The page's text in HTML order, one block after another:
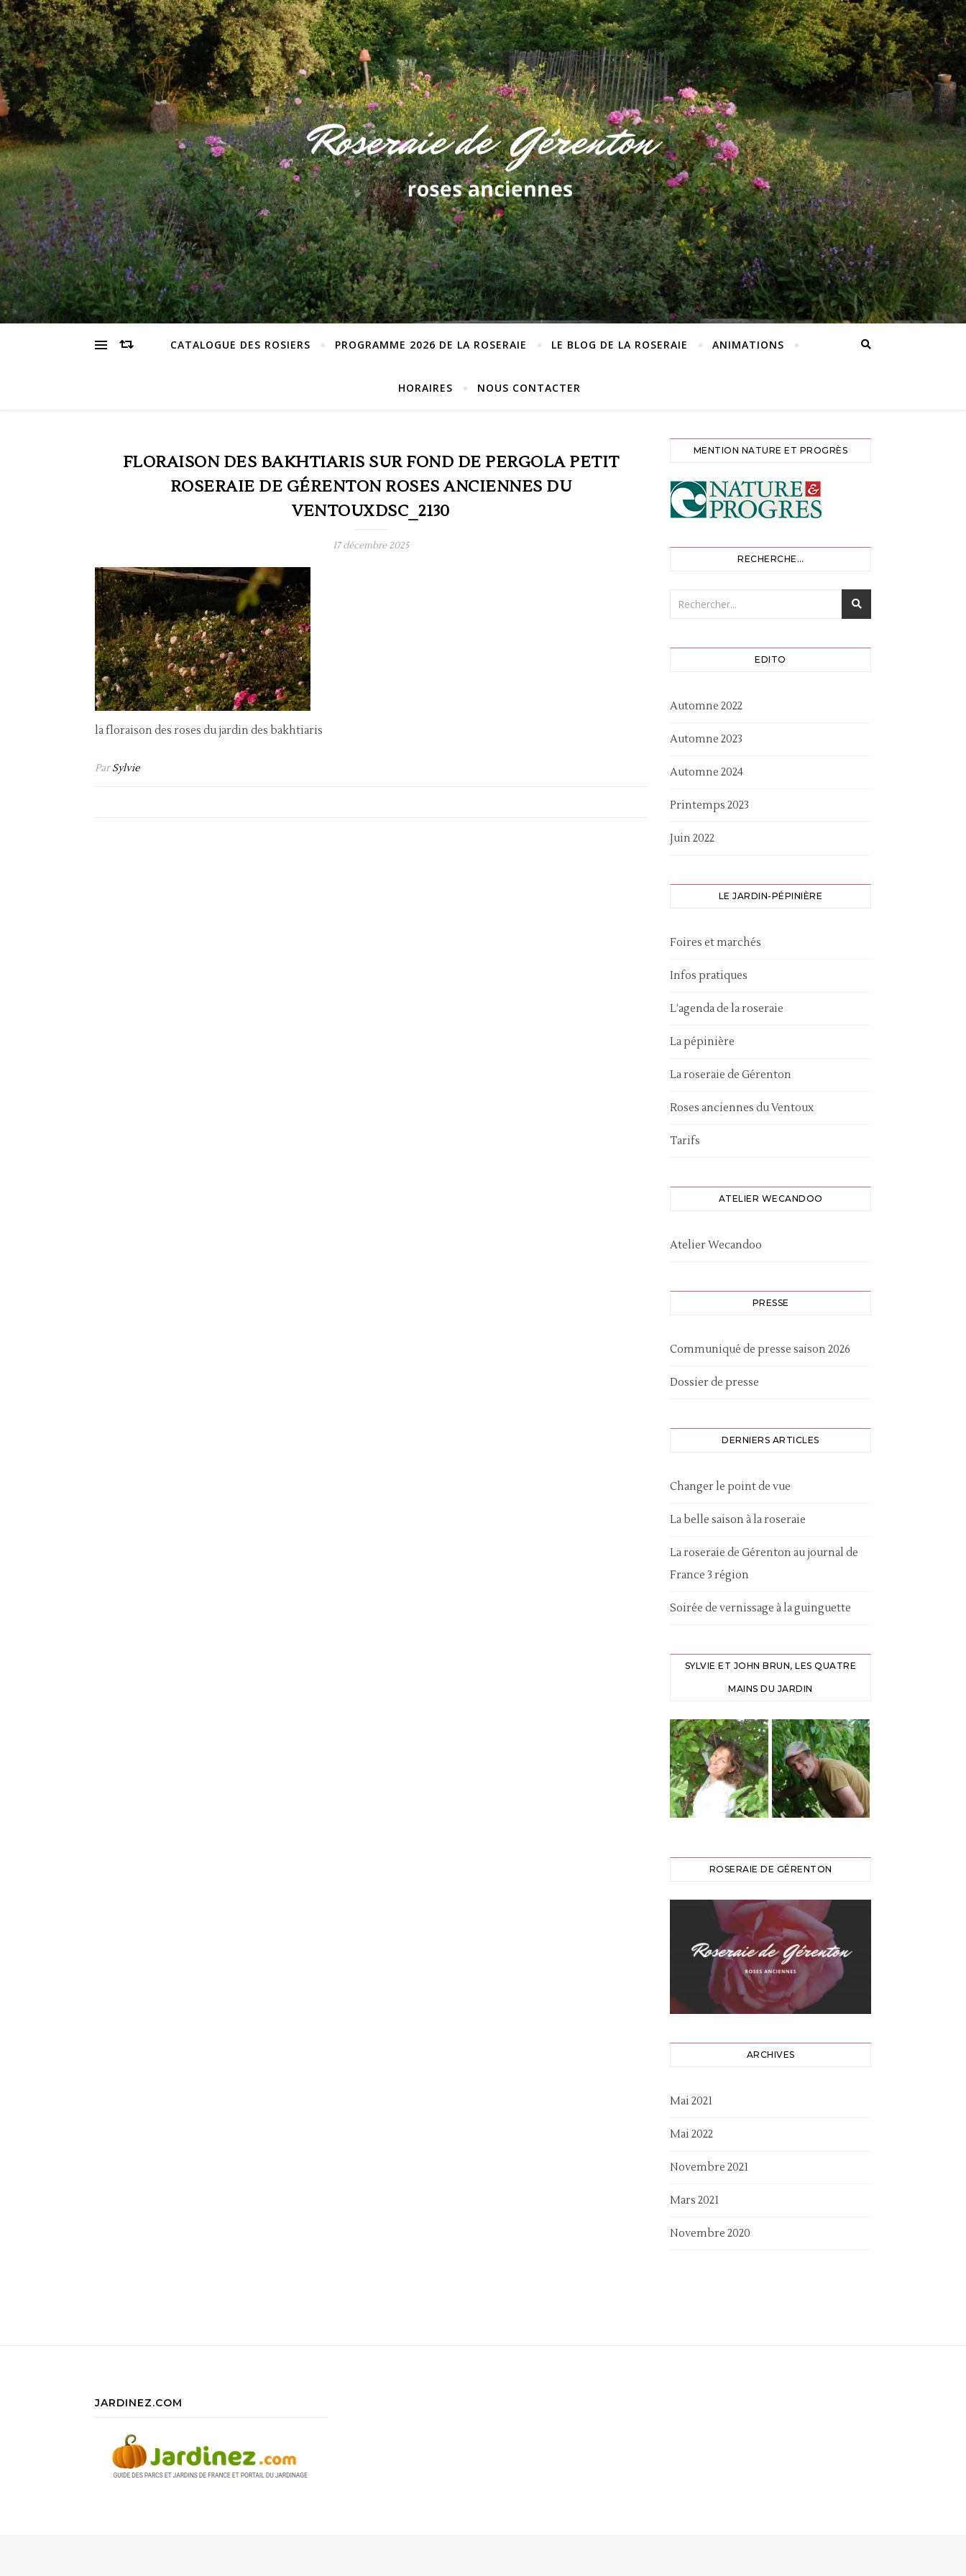
CATALOGUE DES ROSIERS PROGRAMME 2026 DE LA ROSERAIE LE BLOG DE LA ROSERAIE ANIMATIONS
HORAIRES NOUS CONTACTER
FLORAISON DES BAKHTIARIS SUR FOND DE PERGOLA PETIT
ROSERAIE DE GÉRENTON ROSES ANCIENNES DU
VENTOUXDSC_2130
17 décembre 2025
la floraison des roses du jardin des bakhtiaris
ParSylvie
MENTION NATURE ET PROGRÈS
RECHERCHE…
EDITO
Automne 2022
Automne 2023
Automne 2024
Printemps 2023
Juin 2022
LE JARDIN-PÉPINIÈRE
Foires et marchés
Infos pratiques
L’agenda de la roseraie
La pépinière
La roseraie de Gérenton
Roses anciennes du Ventoux
Tarifs
ATELIER WECANDOO
Atelier Wecandoo
PRESSE
Communiqué de presse saison 2026
Dossier de presse
DERNIERS ARTICLES
Changer le point de vue
La belle saison à la roseraie
La roseraie de Gérenton au journal de
France 3 région
Soirée de vernissage à la guinguette
SYLVIE ET JOHN BRUN, LES QUATRE
MAINS DU JARDIN
ROSERAIE DE GÉRENTON
ARCHIVES
Mai 2021
Mai 2022
Novembre 2021
Mars 2021
Novembre 2020
JARDINEZ.COM